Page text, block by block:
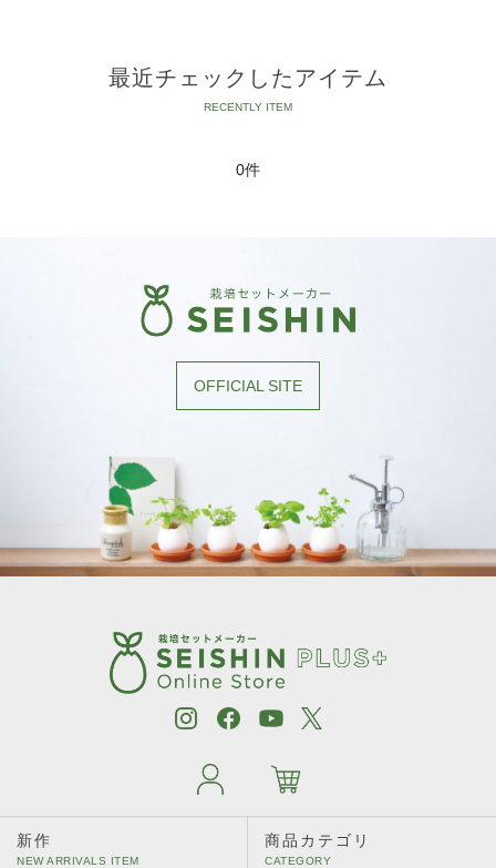
［植物別］ ミズナ
［植物別］ ルッコラ
［植物別］ アップルミント
［植物別］ イタリアンパセリ
［植物別］ オレンジバーム
［植物別］ キャットニップ
［植物別］ バジル
最近チェックしたアイテム
0件
OFFICIAL SITE
新作 商品カテゴリ